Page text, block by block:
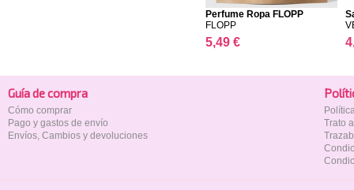
Perfume Ropa FLOPP
FLOPP
5,49 €
Guía de compra
Cómo comprar
Pago y gastos de envío
Envíos, Cambios y devoluciones
Trato